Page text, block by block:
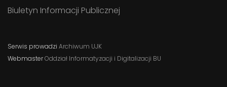
Biuletyn Informacji Publicznej
Serwis prowadzi Archiwum UJK
WebmasterOddział Informatyzacji i Digitalizacji BU